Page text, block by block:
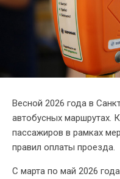
Весной 2026 года в
автобусных маршрутах.
пассажиров в рамках
правил оплаты проезда.
С марта по май 2026